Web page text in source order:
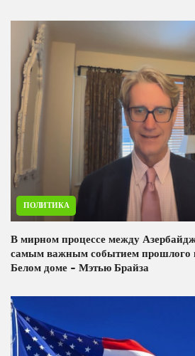
ПОЛИТИКА
В мирном процессе между
самым важным событием прошлого
Белом доме - Мэтью Брайза